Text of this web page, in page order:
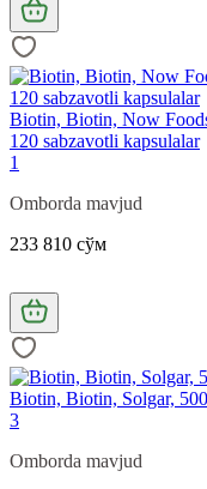
Biotin, Biotin, Now
120 sabzavotli kapsulalar
1
Omborda mavjud
233 810 сўм
Biotin, Biotin, Solgar,
3
Omborda mavjud